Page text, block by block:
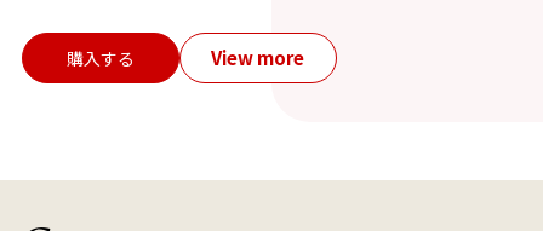
購入する View more